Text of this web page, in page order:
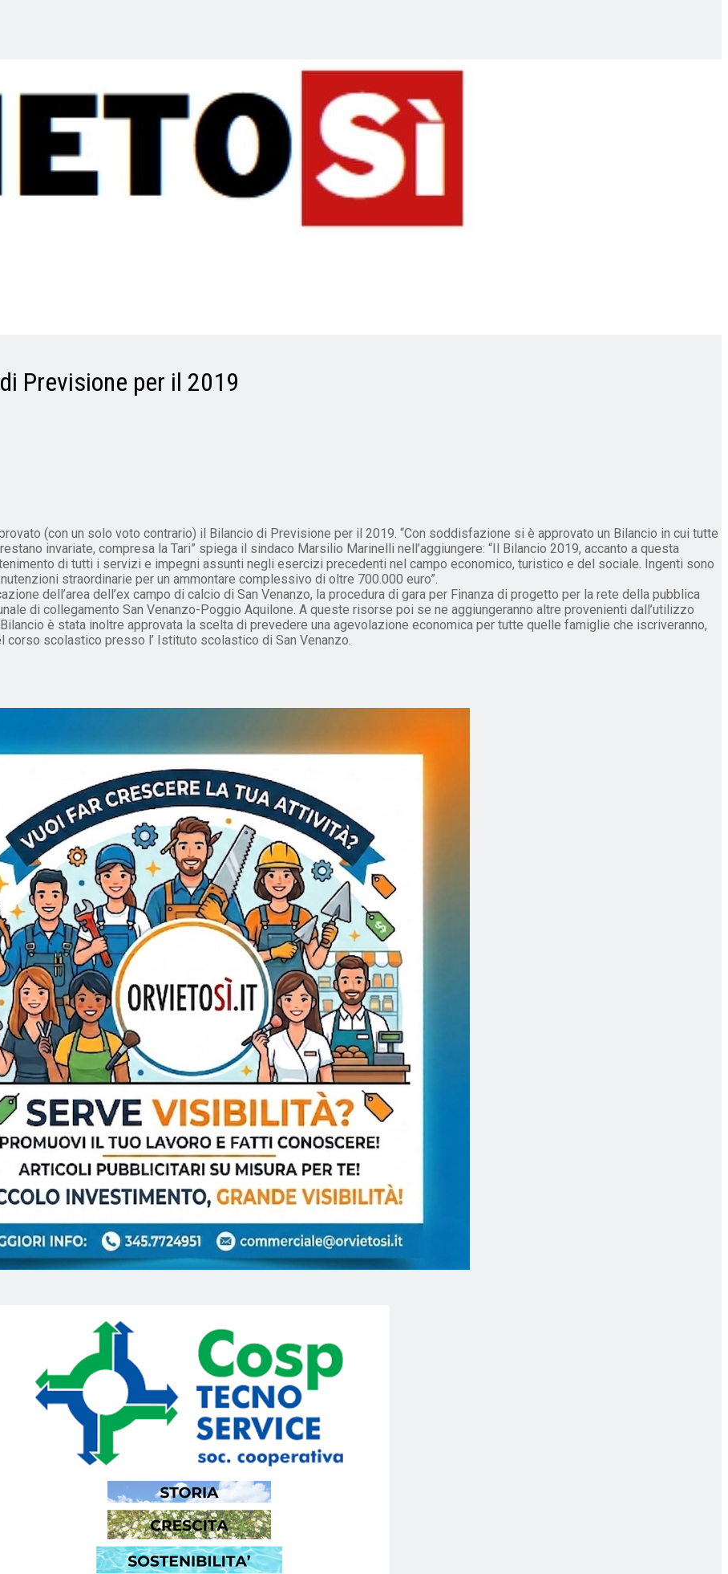
Previsione per il 2019
(con un solo voto contrario) il Bilancio di Previsione per il 2019. “Con soddisfazione si è approvato un Bilancio in cui tutte
invariate, compresa la Tari” spiega il sindaco Marsilio Marinelli nell’aggiungere: “Il Bilancio 2019, accanto a questa
di tutti i servizi e impegni assunti negli esercizi precedenti nel campo economico, turistico e del sociale. Ingenti sono
straordinarie per un ammontare complessivo di oltre 700.000 euro”.
dell’area dell’ex campo di calcio di San Venanzo, la procedura di gara per Finanza di progetto per la rete della pubblica
di collegamento San Venanzo-Poggio Aquilone. A queste risorse poi se ne aggiungeranno altre provenienti dall’utilizzo
è stata inoltre approvata la scelta di prevedere una agevolazione economica per tutte quelle famiglie che iscriveranno,
scolastico presso l’ Istituto scolastico di San Venanzo.